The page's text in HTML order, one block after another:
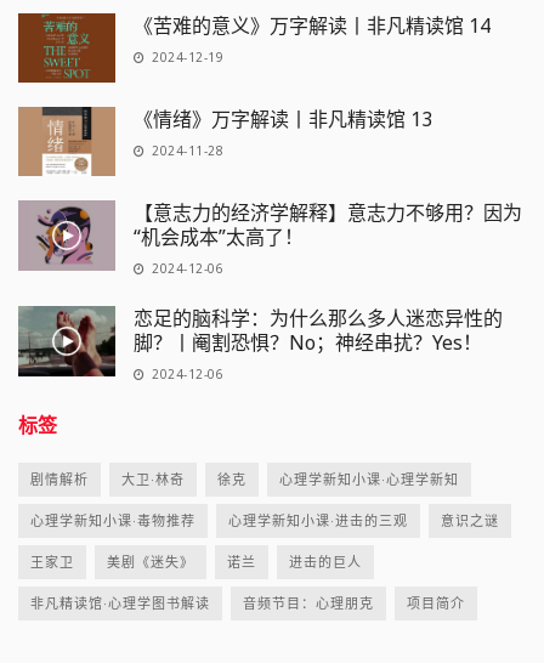
《苦难的意义》万字解读丨非凡精读馆 14
2024-12-19
《情绪》万字解读丨非凡精读馆 13
2024-11-28
【意志力的经济学解释】意志力不够用？因为
“机会成本”太高了！
2024-12-06
恋足的脑科学：为什么那么多人迷恋异性的
脚？丨阉割恐惧？No；神经串扰？Yes！
2024-12-06
标签
剧情解析 大卫·林奇 徐克 心理学新知小课·心理学新知
心理学新知小课·毒物推荐 心理学新知小课·进击的三观 意识之谜
王家卫 美剧《迷失》 诺兰 进击的巨人
非凡精读馆·心理学图书解读 音频节目：心理朋克 项目简介